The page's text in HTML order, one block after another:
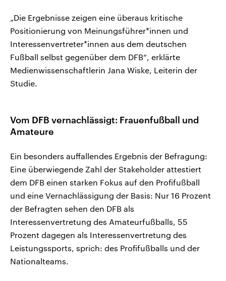
„Die Ergebnisse zeigen eine überaus kritische
Positionierung von Meinungsführer*innen und
Interessenvertreter*innen aus dem deutschen
Fußball selbst gegenüber dem DFB“, erklärte
Medienwissenschaftlerin Jana Wiske, Leiterin der
Studie.
Vom DFB vernachlässigt: Frauenfußball und
Amateure
Ein besonders auffallendes Ergebnis der Befragung:
Eine überwiegende Zahl der Stakeholder attestiert
dem DFB einen starken Fokus auf den Profifußball
und eine Vernachlässigung der Basis: Nur 16 Prozent
der Befragten sehen den DFB als
Interessenvertretung des Amateurfußballs, 55
Prozent dagegen als Interessenvertretung des
Leistungssports, sprich: des Profifußballs und der
Nationalteams.